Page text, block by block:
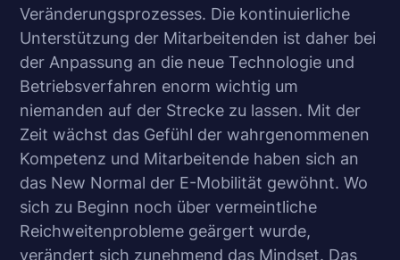
Veränderungsprozesses. Die kontinuierliche
Unterstützung der Mitarbeitenden ist daher bei
der Anpassung an die neue Technologie und
Betriebsverfahren enorm wichtig um
niemanden auf der Strecke zu lassen. Mit der
Zeit wächst das Gefühl der wahrgenommenen
Kompetenz und Mitarbeitende haben sich an
das New Normal der E-Mobilität gewöhnt. Wo
sich zu Beginn noch über vermeintliche
Reichweitenprobleme geärgert wurde,
verändert sich zunehmend das Mindset. Das